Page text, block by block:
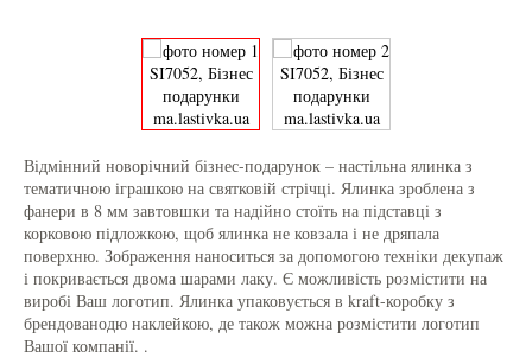
Відмінний новорічний бізнес-подарунок – настільна ялинка з
тематичною іграшкою на святковій стрічці. Ялинка зроблена з
фанери в 8 мм завтовшки та надійно стоїть на підставці з
корковою підложкою, щоб ялинка не ковзала і не дряпала
поверхню. Зображення наноситься за допомогою техніки декупаж
і покривається двома шарами лаку. Є можливість розмістити на
виробі Ваш логотип. Ялинка упаковується в kraft-коробку з
брендованодю наклейкою, де також можна розмістити логотип
Вашої компанії. .